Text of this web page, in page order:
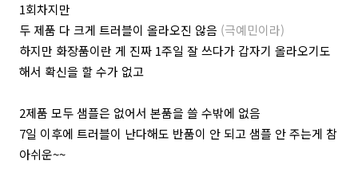
1회차지만
두 제품 다 크게 트러블이 올라오진 않음 (극예민이라)
하지만 화장품이란 게 진짜 1주일 잘 쓰다가 갑자기 올라오기도
해서 확신을 할 수가 없고
2제품 모두 샘플은 없어서 본품을 쓸 수밖에 없음
7일 이후에 트러블이 난다해도 반품이 안 되고 샘플 안 주는게 참
아쉬운~~